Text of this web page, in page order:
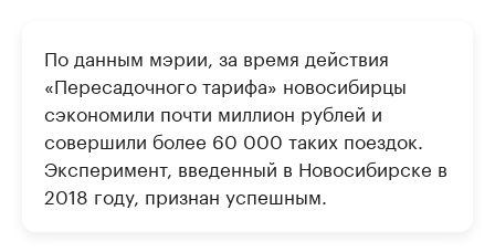
По данным мэрии, за время действия
«Пересадочного тарифа» новосибирцы
сэкономили почти миллион рублей и
совершили более 60 000 таких поездок.
Эксперимент, введенный в Новосибирске в
2018 году, признан успешным.